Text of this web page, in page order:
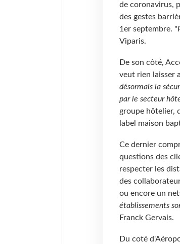
de coronavirus,
des gestes
1er septembre. "
Viparis.
De son côté,
veut rien laisser
désormais la
par le secteur
groupe hôtelier,
label maison
Ce dernier
questions des
respecter les
des
ou encore un
établissements
Franck Gervais.
Du coté